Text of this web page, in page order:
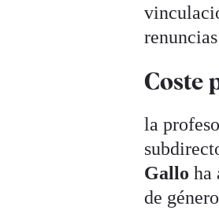
Coste
la
Gallo ha
de